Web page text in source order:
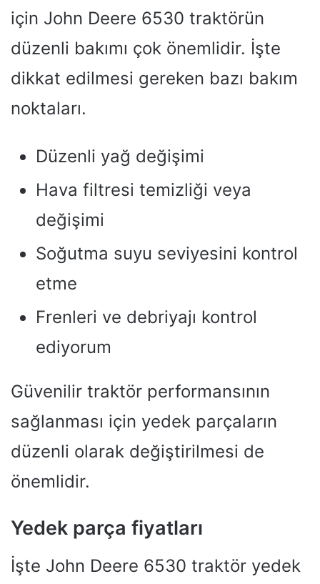
için John Deere 6530 traktörün
düzenli bakımı çok önemlidir. İşte
dikkat edilmesi gereken bazı bakım
noktaları.
Düzenli yağ değişimi
Hava filtresi temizliği veya
değişimi
Soğutma suyu seviyesini kontrol
etme
Frenleri ve debriyajı kontrol
ediyorum
Güvenilir traktör performansının
sağlanması için yedek parçaların
düzenli olarak değiştirilmesi de
önemlidir.
Yedek parça fiyatları
İşte John Deere 6530 traktör yedek